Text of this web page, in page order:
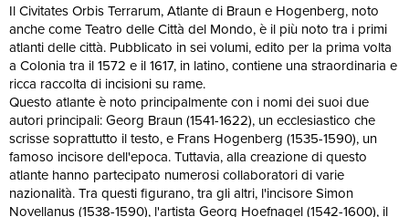
Il Civitates Orbis Terrarum, Atlante di Braun e Hogenberg, noto
anche come Teatro delle Città del Mondo, è il più noto tra i primi
atlanti delle città. Pubblicato in sei volumi, edito per la prima volta
a Colonia tra il 1572 e il 1617, in latino, contiene una straordinaria e
ricca raccolta di incisioni su rame.
Questo atlante è noto principalmente con i nomi dei suoi due
autori principali: Georg Braun (1541-1622), un ecclesiastico che
scrisse soprattutto il testo, e Frans Hogenberg (1535-1590), un
famoso incisore dell'epoca. Tuttavia, alla creazione di questo
atlante hanno partecipato numerosi collaboratori di varie
nazionalità. Tra questi figurano, tra gli altri, l'incisore Simon
Novellanus (1538-1590), l'artista Georg Hoefnagel (1542-1600), il